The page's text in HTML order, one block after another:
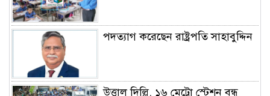
পদত্যাগ করেছেন রাষ্ট্রপতি সাহাবুদ্দিন
উত্তাল দিল্লি, ১৬ মেট্রো স্টেশন বন্ধ